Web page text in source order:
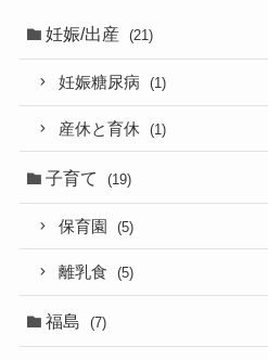
妊娠/出産 (21)
妊娠糖尿病 (1)
産休と育休 (1)
子育て (19)
保育園 (5)
離乳食 (5)
福島 (7)